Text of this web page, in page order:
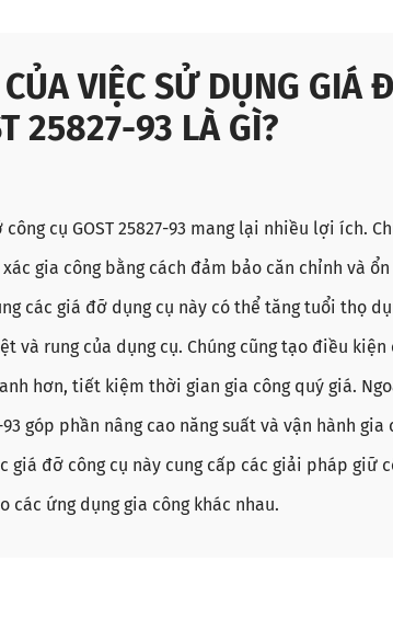
VIỆC SỬ DỤNG GIÁ
25827-93 LÀ GÌ?
cụ GOST 25827-93 mang lại nhiều lợi ích.
gia công bằng cách đảm bảo căn chỉnh và
các giá đỡ dụng cụ này có thể tăng tuổi thọ
và rung của dụng cụ. Chúng cũng tạo điều kiện
hơn, tiết kiệm thời gian gia công quý giá.
93 góp phần nâng cao năng suất và vận hành
giá đỡ công cụ này cung cấp các giải pháp giữ
các ứng dụng gia công khác nhau.